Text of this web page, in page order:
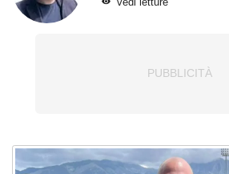
vedi letture